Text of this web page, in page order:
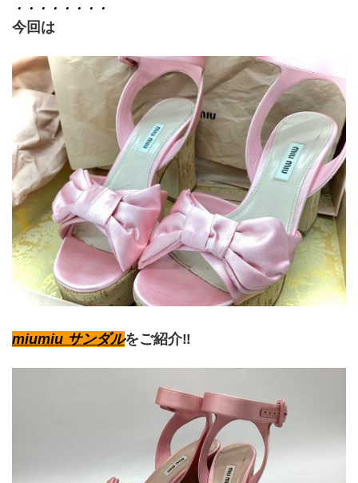
・・・・・・・・
今回は
miumiu サンダルをご紹介‼